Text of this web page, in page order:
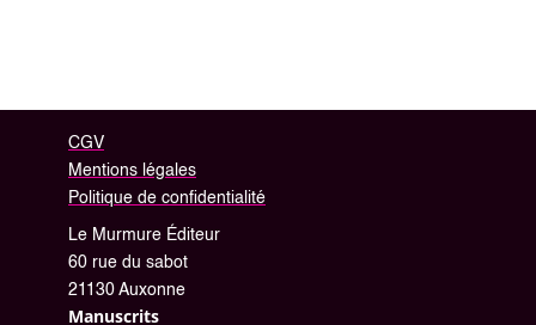
Le Murmure Éditeur
60 rue du sabot
21130 Auxonne
Manuscrits
CGV
Mentions légales
Politique de confidentialité